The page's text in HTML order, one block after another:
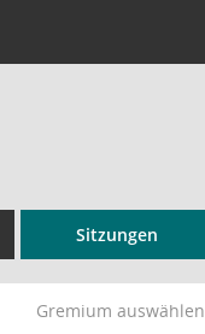
Sitzungen
Gremium auswählen